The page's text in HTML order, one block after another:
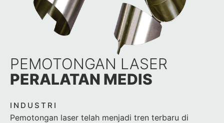
PEMOTONGAN LASER
PERALATAN MEDIS
INDUSTRI
Pemotongan laser telah menjadi tren terbaru di